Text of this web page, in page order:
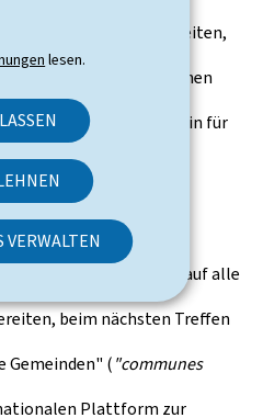
lesen.
VERWALTEN
Situationen vorzubereiten,
ist, dass die beschlossenen
betonte die Ministerin für
an, dass die
um sich besser auf alle
beim nächsten Treffen
Gemeinden" ("communes
Plattform zur